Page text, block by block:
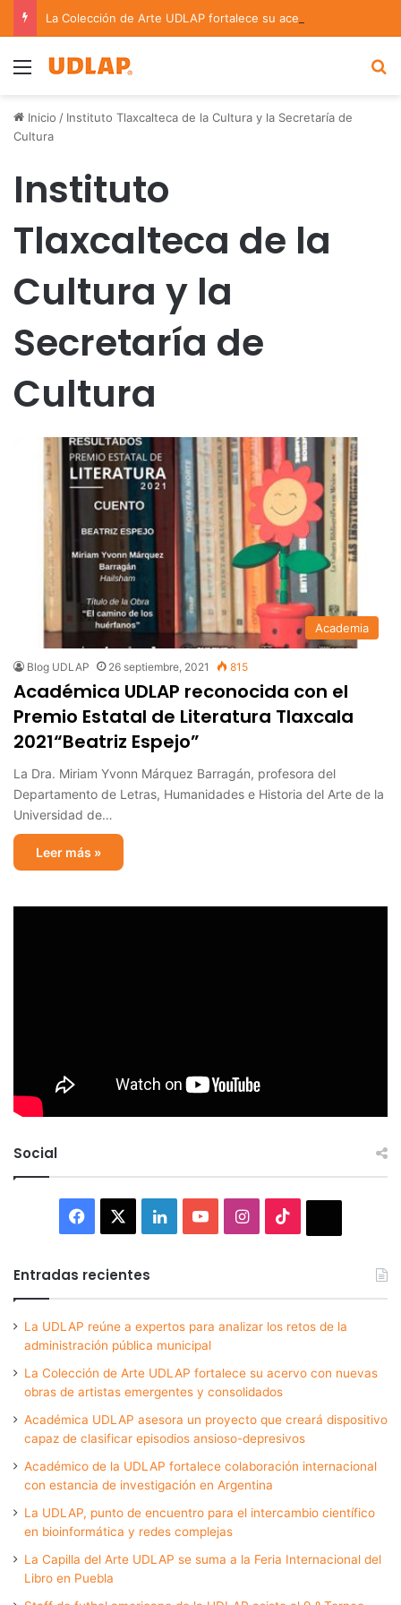
Menu
Inicio / Instituto Tlaxcalteca de la Cultura y la Secretaría de
Cultura
Instituto
Tlaxcalteca de la
Cultura y la
Secretaría de
Cultura
Academia
Blog UDLAP 26 septiembre, 2021 815
Académica UDLAP reconocida con el
Premio Estatal de Literatura Tlaxcala
2021“Beatriz Espejo”
La Dra. Miriam Yvonn Márquez Barragán, profesora del
Departamento de Letras, Humanidades e Historia del Arte de la
Universidad de…
Leer más »
Social
Facebook LinkedInYouTubeInstagram
Entradas recientes
La UDLAP reúne a expertos para analizar los retos de la
administración pública municipal
La Colección de Arte UDLAP fortalece su acervo con nuevas
obras de artistas emergentes y consolidados
Académica UDLAP asesora un proyecto que creará dispositivo
capaz de clasificar episodios ansioso-depresivos
Académico de la UDLAP fortalece colaboración internacional
con estancia de investigación en Argentina
La UDLAP, punto de encuentro para el intercambio científico
en bioinformática y redes complejas
La Capilla del Arte UDLAP se suma a la Feria Internacional del
Libro en Puebla